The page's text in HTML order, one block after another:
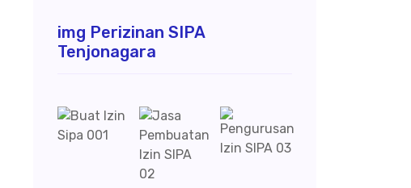
img Perizinan SIPA
Tenjonagara